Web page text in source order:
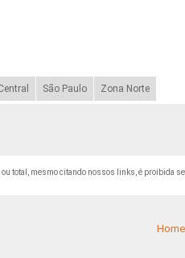
São Paulo Zona Norte
total, mesmo citando nossos links, é proibida
Home